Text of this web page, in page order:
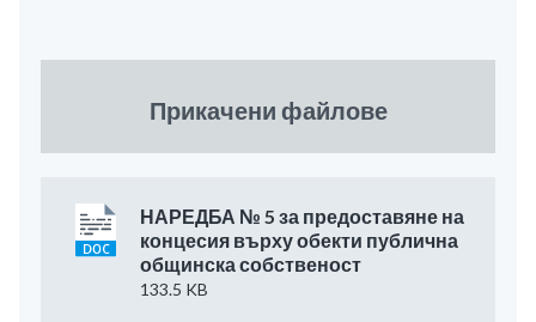
Прикачени файлове
НАРЕДБА № 5 за предоставяне на
концесия върху обекти публична
общинска собственост
133.5 KB